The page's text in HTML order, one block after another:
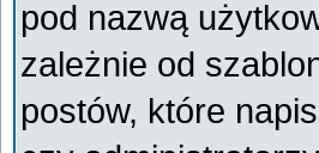
pod nazwą
zależnie od
postów, które